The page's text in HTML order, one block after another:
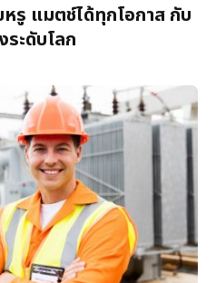
รู แมตช์ได้ทุกโอกาส กับ
ะดับโลก